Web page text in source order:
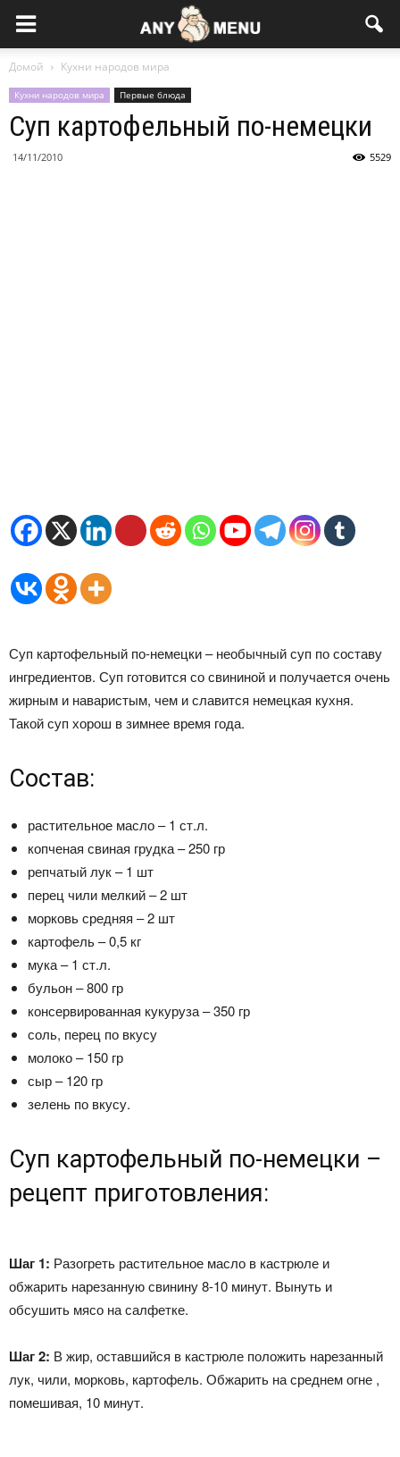
Домой Кухни народов мира
Кухни народов мира Первые блюда
Суп картофельный по-немецки
14/11/2010 5529
Суп картофельный по-немецки – необычный суп по составу
ингредиентов. Суп готовится со свининой и получается очень
жирным и наваристым, чем и славится немецкая кухня.
Такой суп хорош в зимнее время года.
Состав:
растительное масло – 1 ст.л.
копченая свиная грудка – 250 гр
репчатый лук – 1 шт
перец чили мелкий – 2 шт
морковь средняя – 2 шт
картофель – 0,5 кг
мука – 1 ст.л.
бульон – 800 гр
консервированная кукуруза – 350 гр
соль, перец по вкусу
молоко – 150 гр
сыр – 120 гр
зелень по вкусу.
Суп картофельный по-немецки –
рецепт приготовления:
Шаг 1: Разогреть растительное масло в кастрюле и
обжарить нарезанную свинину 8-10 минут. Вынуть и
обсушить мясо на салфетке.
Шаг 2: В жир, оставшийся в кастрюле положить нарезанный
лук, чили, морковь, картофель. Обжарить на среднем огне ,
помешивая, 10 минут.